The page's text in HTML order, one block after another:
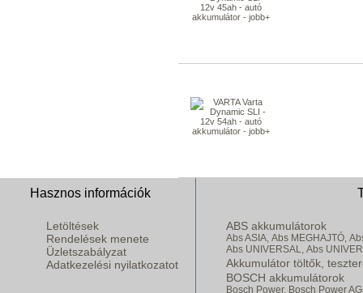
Hasznos információk
Letöltések
Rendelések menete
Üzletszabályzat
Adatkezelési nyilatkozatot
ABS akkumulátorok
Abs ASIA, Abs MEGHAJTÓ,
Abs UNIVERSAL, Abs
Akkumulátor töltők,
BOSCH akkumulátorok
Bosch Power, Bosch Power